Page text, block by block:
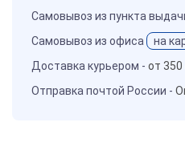
Самовывоз из пункта
Самовывоз из офиса
на
Доставка курьером - от
Отправка почтой России -